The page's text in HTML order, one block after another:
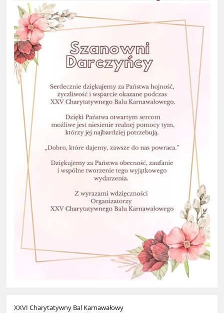
XXVI Charytatywny Bal Karnawałowy